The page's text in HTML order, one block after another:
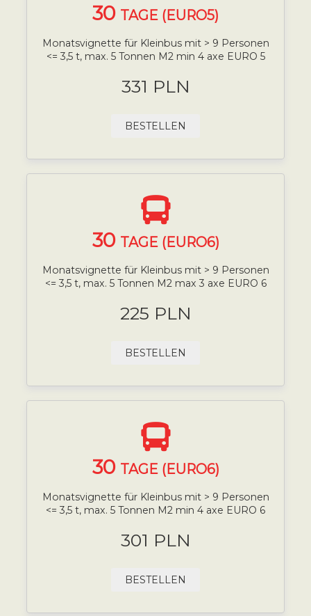
30 TAGE (EURO5)
Monatsvignette für Kleinbus mit > 9 Personen
<= 3,5 t, max. 5 Tonnen M2 min 4 axe EURO 5
331 PLN
BESTELLEN
30 TAGE (EURO6)
Monatsvignette für Kleinbus mit > 9 Personen
<= 3,5 t, max. 5 Tonnen M2 max 3 axe EURO 6
225 PLN
BESTELLEN
30 TAGE (EURO6)
Monatsvignette für Kleinbus mit > 9 Personen
<= 3,5 t, max. 5 Tonnen M2 min 4 axe EURO 6
301 PLN
BESTELLEN